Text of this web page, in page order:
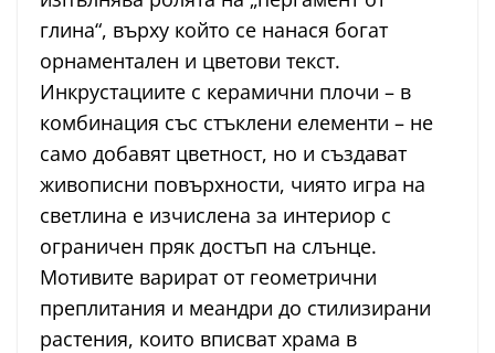
глина“, върху който се нанася богат
орнаментален и цветови текст.
Инкрустациите с керамични плочи – в
комбинация със стъклени елементи – не
само добавят цветност, но и създават
живописни повърхности, чиято игра на
светлина е изчислена за интериор с
ограничен пряк достъп на слънце.
Мотивите варират от геометрични
преплитания и меандри до стилизирани
растения, които вписват храма в